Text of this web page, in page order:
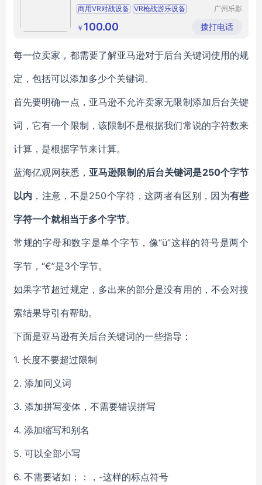
商用VR对战设备 VR枪战游乐设备
雷霆对战VR设备
VR枪战对战设备
广州乐影
有限公司
￥ 100.00 拨打电话
每一位卖家，都需要了解亚马逊对于后台关键词使用的规
定，包括可以添加多少个关键词。
首先要明确一点，亚马逊不允许卖家无限制添加后台关键
词，它有一个限制，该限制不是根据我们常说的字符数来
计算，是根据字节来计算。
蓝海亿观网获悉，亚马逊限制的后台关键词是250个字节
以内 ，注意，不是250个字符，这两者有区别，因为有些
字符一个就相当于多个字节。
常规的字母和数字是单个字节，像“ü”这样的符号是两个
字节，“€”是3个字节。
如果字节超过规定，多出来的部分是没有用的，不会对搜
索结果导引有帮助。
下面是亚马逊有关后台关键词的一些指导：
1. 长度不要超过限制
2. 添加同义词
3. 添加拼写变体，不需要错误拼写
4. 添加缩写和别名
5. 可以全部小写
6. 不需要诸如；：，-这样的标点符号